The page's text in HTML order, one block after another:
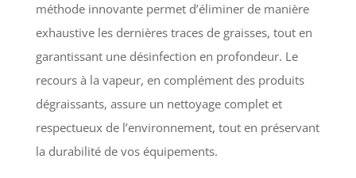
méthode innovante permet d’éliminer de manière
exhaustive les dernières traces de graisses, tout en
garantissant une désinfection en profondeur. Le
recours à la vapeur, en complément des produits
dégraissants, assure un nettoyage complet et
respectueux de l’environnement, tout en préservant
la durabilité de vos équipements.